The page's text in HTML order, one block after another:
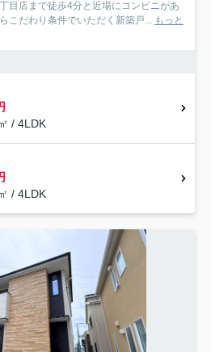
目店まで徒歩4分と近場にコンビニがあ
こだわり条件でいただく新築戸... もっと
/ 4LDK
/ 4LDK